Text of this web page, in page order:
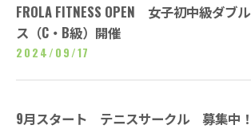
FROLA FITNESS OPEN 女子初中級ダブル
ス（C・B級）開催
2024/09/17
9月スタート テニスサークル 募集中！